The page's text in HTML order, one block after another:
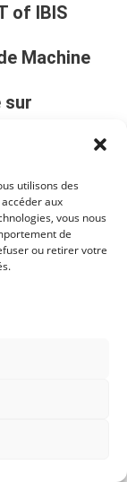
utilisons des
aux
vous nous
de
ou retirer votre
of IBIS
Machine
sur